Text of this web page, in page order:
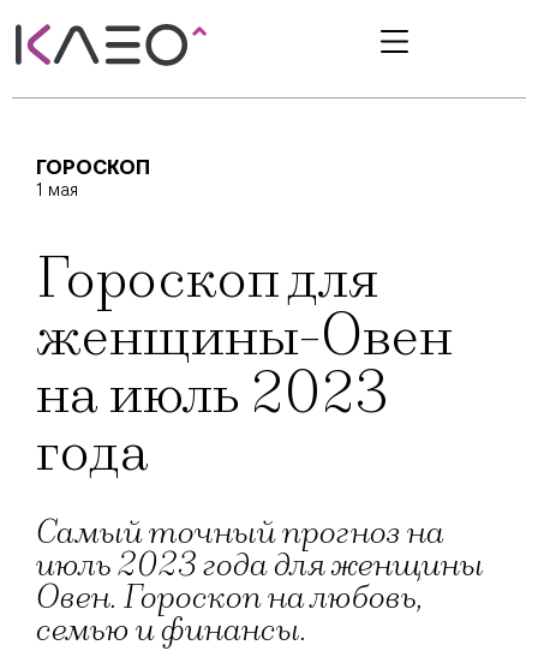
ГОРОСКОП
1 мая
Гороскоп для
женщины-Овен
на июль 2023
года
Самый точный прогноз на
июль 2023 года для женщины
Овен. Гороскоп на любовь,
семью и финансы.